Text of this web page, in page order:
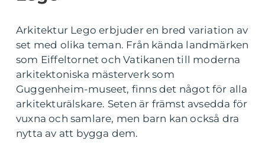
Arkitektur Lego erbjuder en bred variation av
set med olika teman. Från kända landmärken
som Eiffeltornet och Vatikanen till moderna
arkitektoniska mästerverk som
Guggenheim-museet, finns det något för alla
arkitekturälskare. Seten är främst avsedda för
vuxna och samlare, men barn kan också dra
nytta av att bygga dem.